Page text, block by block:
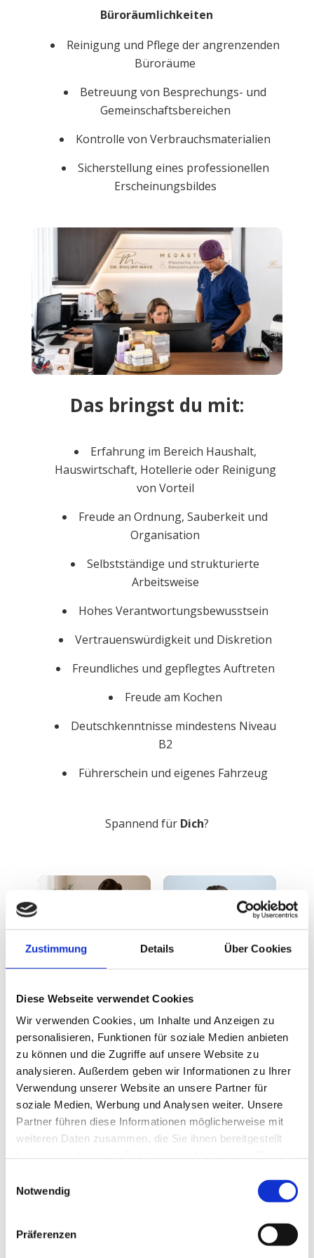
Zustimmung Details Über Cookies
Diese Webseite verwendet Cookies
Wir verwenden Cookies, um Inhalte und Anzeigen zu
personalisieren, Funktionen für soziale Medien anbieten
zu können und die Zugriffe auf unsere Website zu
analysieren. Außerdem geben wir Informationen zu Ihrer
Verwendung unserer Website an unsere Partner für
soziale Medien, Werbung und Analysen weiter. Unsere
Partner führen diese Informationen möglicherweise mit
weiteren Daten zusammen, die Sie ihnen bereitgestellt
Notwendig
Präferenzen
Büroräumlichkeiten
Reinigung und Pflege der angrenzenden
Büroräume
Betreuung von Besprechungs- und
Gemeinschaftsbereichen
Kontrolle von Verbrauchsmaterialien
Sicherstellung eines professionellen
Erscheinungsbildes
Das bringst du mit:
Erfahrung im Bereich Haushalt,
Hauswirtschaft, Hotellerie oder Reinigung
von Vorteil
Freude an Ordnung, Sauberkeit und
Organisation
Selbstständige und strukturierte
Arbeitsweise
Hohes Verantwortungsbewusstsein
Vertrauenswürdigkeit und Diskretion
Freundliches und gepflegtes Auftreten
Freude am Kochen
Deutschkenntnisse mindestens Niveau
B2
Führerschein und eigenes Fahrzeug
Spannend für Dich?